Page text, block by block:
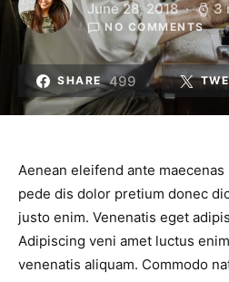
June 28, 2018 3
NO COMMENTS
SHARE 499
Aenean eleifend ante
pede dis dolor pretium donec
justo enim. Venenatis eget
Adipiscing veni amet luctus
venenatis aliquam. Commodo